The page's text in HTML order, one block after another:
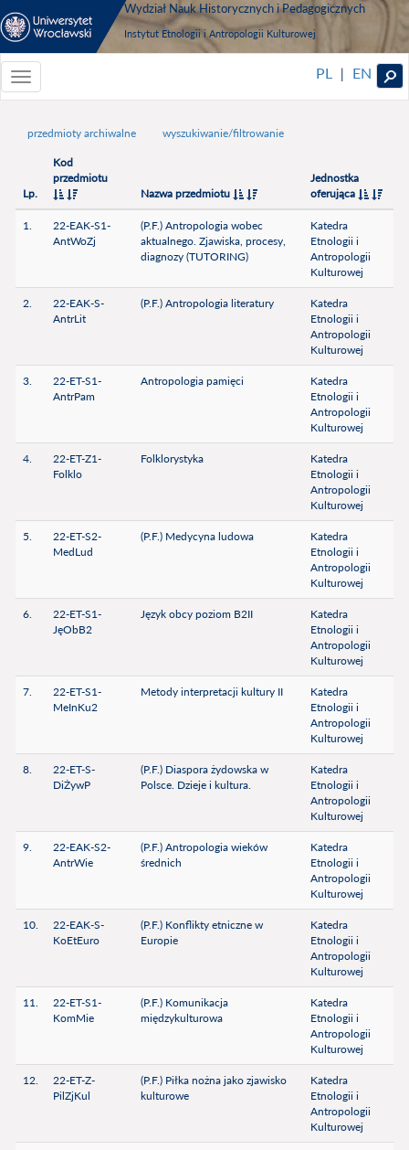
Wydział Nauk Historycznych i Pedagogicznych
Instytut Etnologii i Antropologii Kulturowej
Toggle
navigationToggle
PL | EN
przedmioty archiwalne wyszukiwanie/filtrowanie
Lp.
Kod
przedmiotu
Nazwa przedmiotu
Jednostka
oferująca
1.
22-EAK-S1-
AntWoZj
(P.F.) Antropologia wobec
aktualnego. Zjawiska, procesy,
diagnozy (TUTORING)
Katedra
Etnologii i
Antropologii
Kulturowej
2.
22-EAK-S-
AntrLit
(P.F.) Antropologia literatury
Katedra
Etnologii i
Antropologii
Kulturowej
3.
22-ET-S1-
AntrPam
Antropologia pamięci
Katedra
Etnologii i
Antropologii
Kulturowej
4.
22-ET-Z1-
Folklo
Folklorystyka
Katedra
Etnologii i
Antropologii
Kulturowej
5.
22-ET-S2-
MedLud
(P.F.) Medycyna ludowa
Katedra
Etnologii i
Antropologii
Kulturowej
6.
22-ET-S1-
JęObB2
Język obcy poziom B2II
Katedra
Etnologii i
Antropologii
Kulturowej
7.
22-ET-S1-
MeInKu2
Metody interpretacji kultury II
Katedra
Etnologii i
Antropologii
Kulturowej
8.
22-ET-S-
DiŻywP
(P.F.) Diaspora żydowska w
Polsce. Dzieje i kultura.
Katedra
Etnologii i
Antropologii
Kulturowej
9.
22-EAK-S2-
AntrWie
(P.F.) Antropologia wieków
średnich
Katedra
Etnologii i
Antropologii
Kulturowej
10.
22-EAK-S-
KoEtEuro
(P.F.) Konflikty etniczne w
Europie
Katedra
Etnologii i
Antropologii
Kulturowej
11.
22-ET-S1-
KomMie
(P.F.) Komunikacja
międzykulturowa
Katedra
Etnologii i
Antropologii
Kulturowej
12.
22-ET-Z-
PilZjKul
(P.F.) Piłka nożna jako zjawisko
kulturowe
Katedra
Etnologii i
Antropologii
Kulturowej